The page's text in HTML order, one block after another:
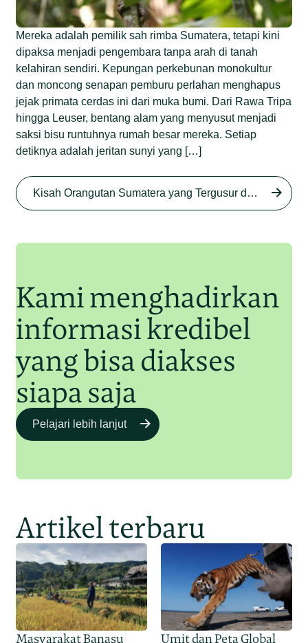
Sumatera di Rawa Tripa
Junaidi Hanafiah 27 Agu 2025
Begini Modus Perburuan
Mereka adalah pemilik sah rimba Sumatera, tetapi kini
dipaksa menjadi pengembara tanpa arah di tanah
kelahiran sendiri. Kepungan perkebunan monokultur
dan moncong senapan pemburu perlahan menghapus
jejak primata cerdas ini dari muka bumi. Dari Rawa Tripa
hingga Leuser, bentang alam yang menyusut menjadi
saksi bisu runtuhnya rumah besar mereka. Setiap
detiknya adalah jeritan sunyi yang […]
Kisah Orangutan Sumatera yang Tergusur dari Rumah Sendiri series
Kami menghadirkan
informasi kredibel
yang bisa diakses
siapa saja
Pelajari lebih lanjut
Artikel terbaru
Masyarakat Banasu Umit dan Peta Global